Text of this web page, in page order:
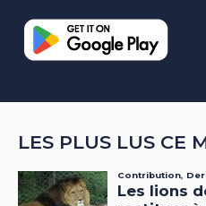
LES PLUS LUS CE